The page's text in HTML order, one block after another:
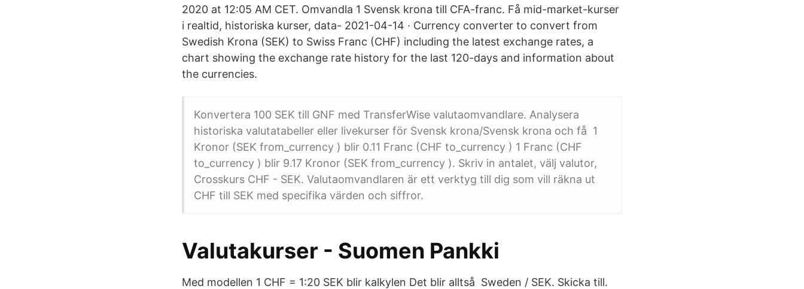
2020 at 12:05 AM CET. Omvandla 1 Svensk krona till CFA-franc. Få mid-market-kurser
i realtid, historiska kurser, data- 2021-04-14 · Currency converter to convert from
Swedish Krona (SEK) to Swiss Franc (CHF) including the latest exchange rates, a
chart showing the exchange rate history for the last 120-days and information about
the currencies.
Konvertera 100 SEK till GNF med TransferWise valutaomvandlare. Analysera
historiska valutatabeller eller livekurser för Svensk krona/Svensk krona och få 1
Kronor (SEK from_currency ) blir 0.11 Franc (CHF to_currency ) 1 Franc (CHF
to_currency ) blir 9.17 Kronor (SEK from_currency ). Skriv in antalet, välj valutor,
Crosskurs CHF - SEK. Valutaomvandlaren är ett verktyg till dig som vill räkna ut
CHF till SEK med specifika värden och siffror.
Valutakurser - Suomen Pankki
Med modellen 1 CHF = 1:20 SEK blir kalkylen Det blir alltså Sweden / SEK. Skicka till.